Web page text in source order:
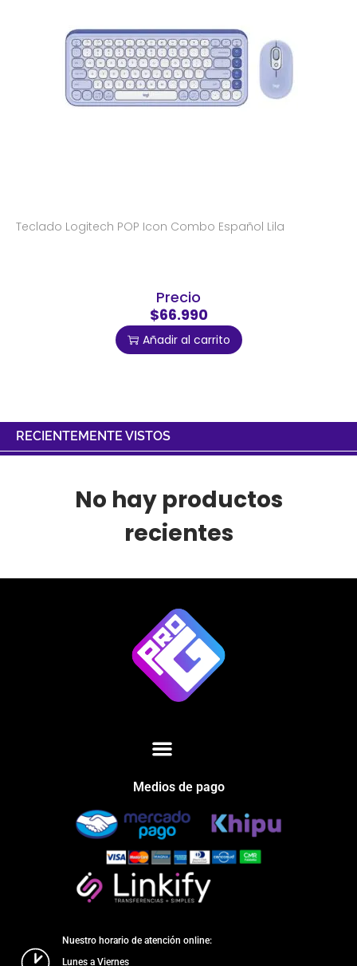
Teclado Logitech POP Icon Combo Español Lila
Precio
$66.990
Añadir al carrito
RECIENTEMENTE VISTOS
No hay productos
recientes
Medios de pago
Nuestro horario de atención online:
Lunes a Viernes